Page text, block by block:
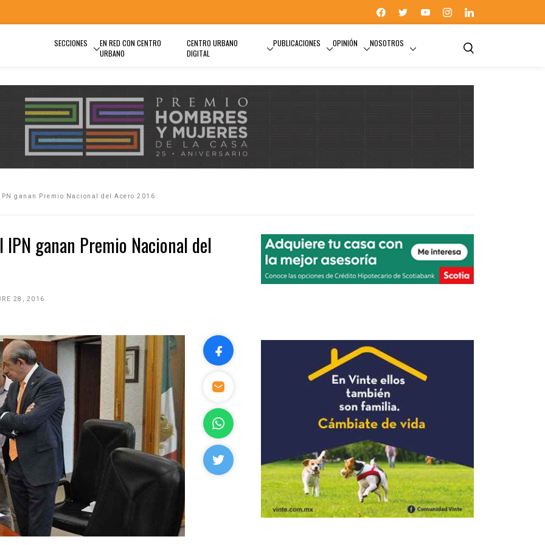
SECCIONES
EN RED CON CENTRO
URBANO
CENTRO URBANO
DIGITAL
PUBLICACIONES OPINIÓN NOSOTROS
ganan Premio Nacional del Acero 2016
ganan Premio Nacional del
28, 2016